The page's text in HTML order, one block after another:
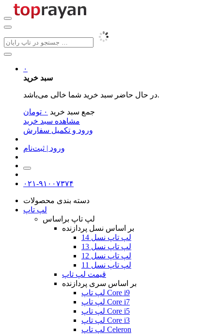
۰
سبد خرید
در حال حاضر سبد خرید شما خالی می‌باشد.
جمع سبد خرید ۰ تومان
مشاهده سبد خرید
ورود و تکمیل سفارش
ورود | ثبت‌نام
۰۲۱-۹۱۰۰۷۳۷۴
دسته بندی محصولات
لپ تاپ
لپ تاپ براساس
بر اساس نسل پردازنده
لپ تاپ نسل 14
لپ تاپ نسل 13
لپ تاپ نسل 12
لپ تاپ نسل 11
قیمت لپ تاپ
بر اساس سری پردازنده
لپ تاپ Core i9
لپ تاپ Core i7
لپ تاپ Core i5
لپ تاپ Core i3
لپ تاپ Celeron